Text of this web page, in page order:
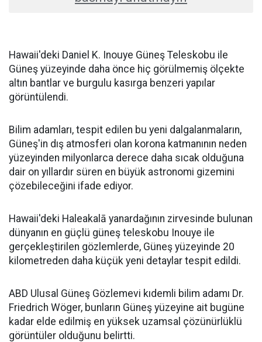
Hawaii'deki Daniel K. Inouye Güneş Teleskobu ile
Güneş yüzeyinde daha önce hiç görülmemiş ölçekte
altın bantlar ve burgulu kasırga benzeri yapılar
görüntülendi.
Bilim adamları, tespit edilen bu yeni dalgalanmaların,
Güneş'in dış atmosferi olan korona katmanının neden
yüzeyinden milyonlarca derece daha sıcak olduğuna
dair on yıllardır süren en büyük astronomi gizemini
çözebileceğini ifade ediyor.
Hawaii'deki Haleakalā yanardağının zirvesinde bulunan
dünyanın en güçlü güneş teleskobu Inouye ile
gerçekleştirilen gözlemlerde, Güneş yüzeyinde 20
kilometreden daha küçük yeni detaylar tespit edildi.
ABD Ulusal Güneş Gözlemevi kıdemli bilim adamı Dr.
Friedrich Wöger, bunların Güneş yüzeyine ait bugüne
kadar elde edilmiş en yüksek uzamsal çözünürlüklü
görüntüler olduğunu belirtti.